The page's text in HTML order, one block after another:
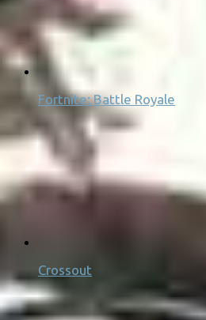
Fortnite: Battle Royale
Crossout